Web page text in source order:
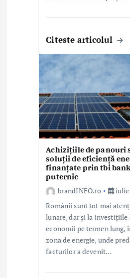
Citeste articolul
Achizițiile de panouri
soluții de eficiență
finanțate prin tbi
puternic
brandINFO.ro
iulie
Românii sunt tot mai
lunare, dar și la investițiile
economii pe termen lung,
zona de energie, unde
facturilor a devenit…